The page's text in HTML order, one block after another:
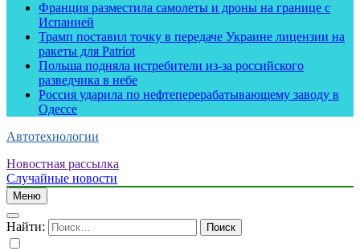
Франция разместила самолеты и дроны на границе с
Испанией
Трамп поставил точку в передаче Украине лицензии на
ракеты для Patriot
Польша подняла истребители из-за российского
разведчика в небе
Россия ударила по нефтеперерабатывающему заводу в
Одессе
Автотехнологии
Новостная рассылка
Случайные новости
Меню
Найти: